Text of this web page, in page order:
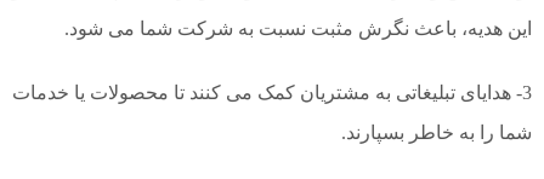
این هدیه، باعث نگرش مثبت نسبت به شرکت شما می شود.
3- هدایای تبلیغاتی به مشتریان کمک می کنند تا محصولات یا خدمات
شما را به خاطر بسپارند.